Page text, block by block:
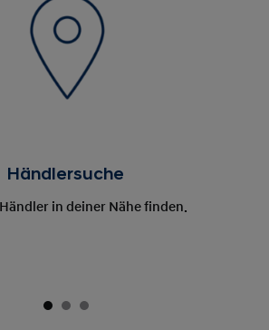
Händlersuche
in deiner Nähe finden.